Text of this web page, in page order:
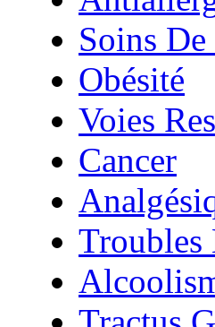
Soins De
Obésité
Voies
Cancer
Troubles